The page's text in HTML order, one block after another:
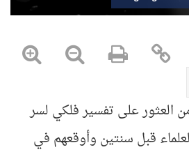
العثور على تفسير فلكي لسر
قبل سنتين وأوقعهم في